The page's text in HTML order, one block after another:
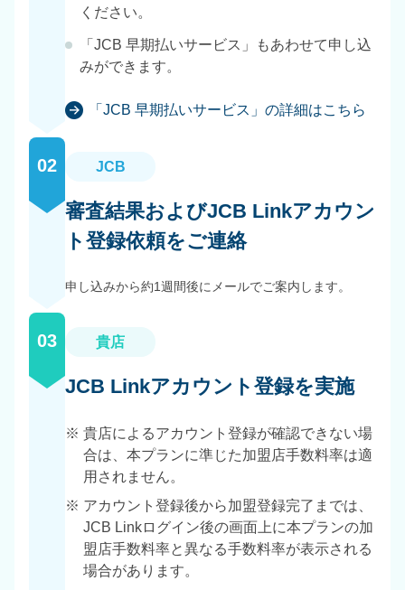
ください。
「JCB 早期払いサービス」もあわせて申し込
みができます。
「JCB 早期払いサービス」の詳細はこちら
02 JCB
審査結果およびJCB Linkアカウン
ト登録依頼をご連絡
申し込みから約1週間後にメールでご案内します。
03 貴店
JCB Linkアカウント登録を実施
※ 貴店によるアカウント登録が確認できない場
合は、本プランに準じた加盟店手数料率は適
用されません。
※ アカウント登録後から加盟登録完了までは、
JCB Linkログイン後の画面上に本プランの加
盟店手数料率と異なる手数料率が表示される
場合があります。